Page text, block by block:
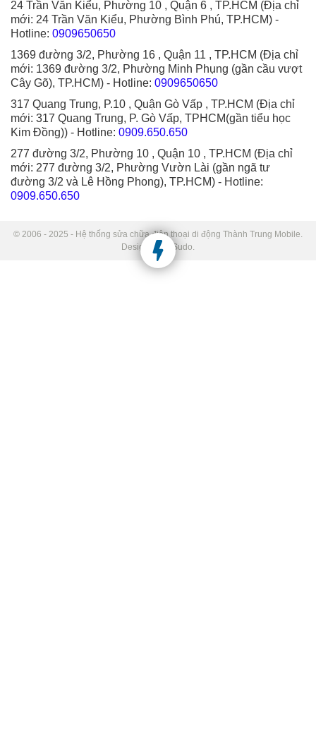
24 Trần Văn Kiểu, Phường 10 , Quận 6 , TP.HCM (Địa chỉ
mới: 24 Trần Văn Kiểu, Phường Bình Phú, TP.HCM) -
Hotline: 0909650650
1369 đường 3/2, Phường 16 , Quận 11 , TP.HCM (Địa chỉ
mới: 1369 đường 3/2, Phường Minh Phụng (gần cầu vượt
Cây Gõ), TP.HCM) - Hotline: 0909650650
317 Quang Trung, P.10 , Quận Gò Vấp , TP.HCM (Địa chỉ
mới: 317 Quang Trung, P. Gò Vấp, TPHCM(gần tiểu học
Kim Đồng)) - Hotline: 0909.650.650
277 đường 3/2, Phường 10 , Quận 10 , TP.HCM (Địa chỉ
mới: 277 đường 3/2, Phường Vườn Lài (gần ngã tư
đường 3/2 và Lê Hồng Phong), TP.HCM) - Hotline:
0909.650.650
© 2006 - 2025 - Hệ thống sửa chữa điện thoại di động Thành Trung Mobile.
Designed by Sudo.